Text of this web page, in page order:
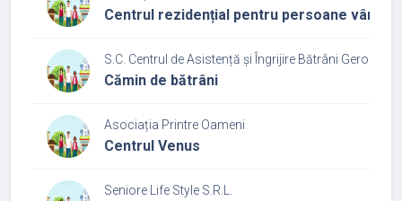
Centrul rezidențial pentru persoane
S.C. Centrul de Asistență și Îngrijire Bătrâni Geromed
Cămin de bătrâni
Asociația Printre Oameni
Centrul Venus
Seniore Life Style S.R.L.